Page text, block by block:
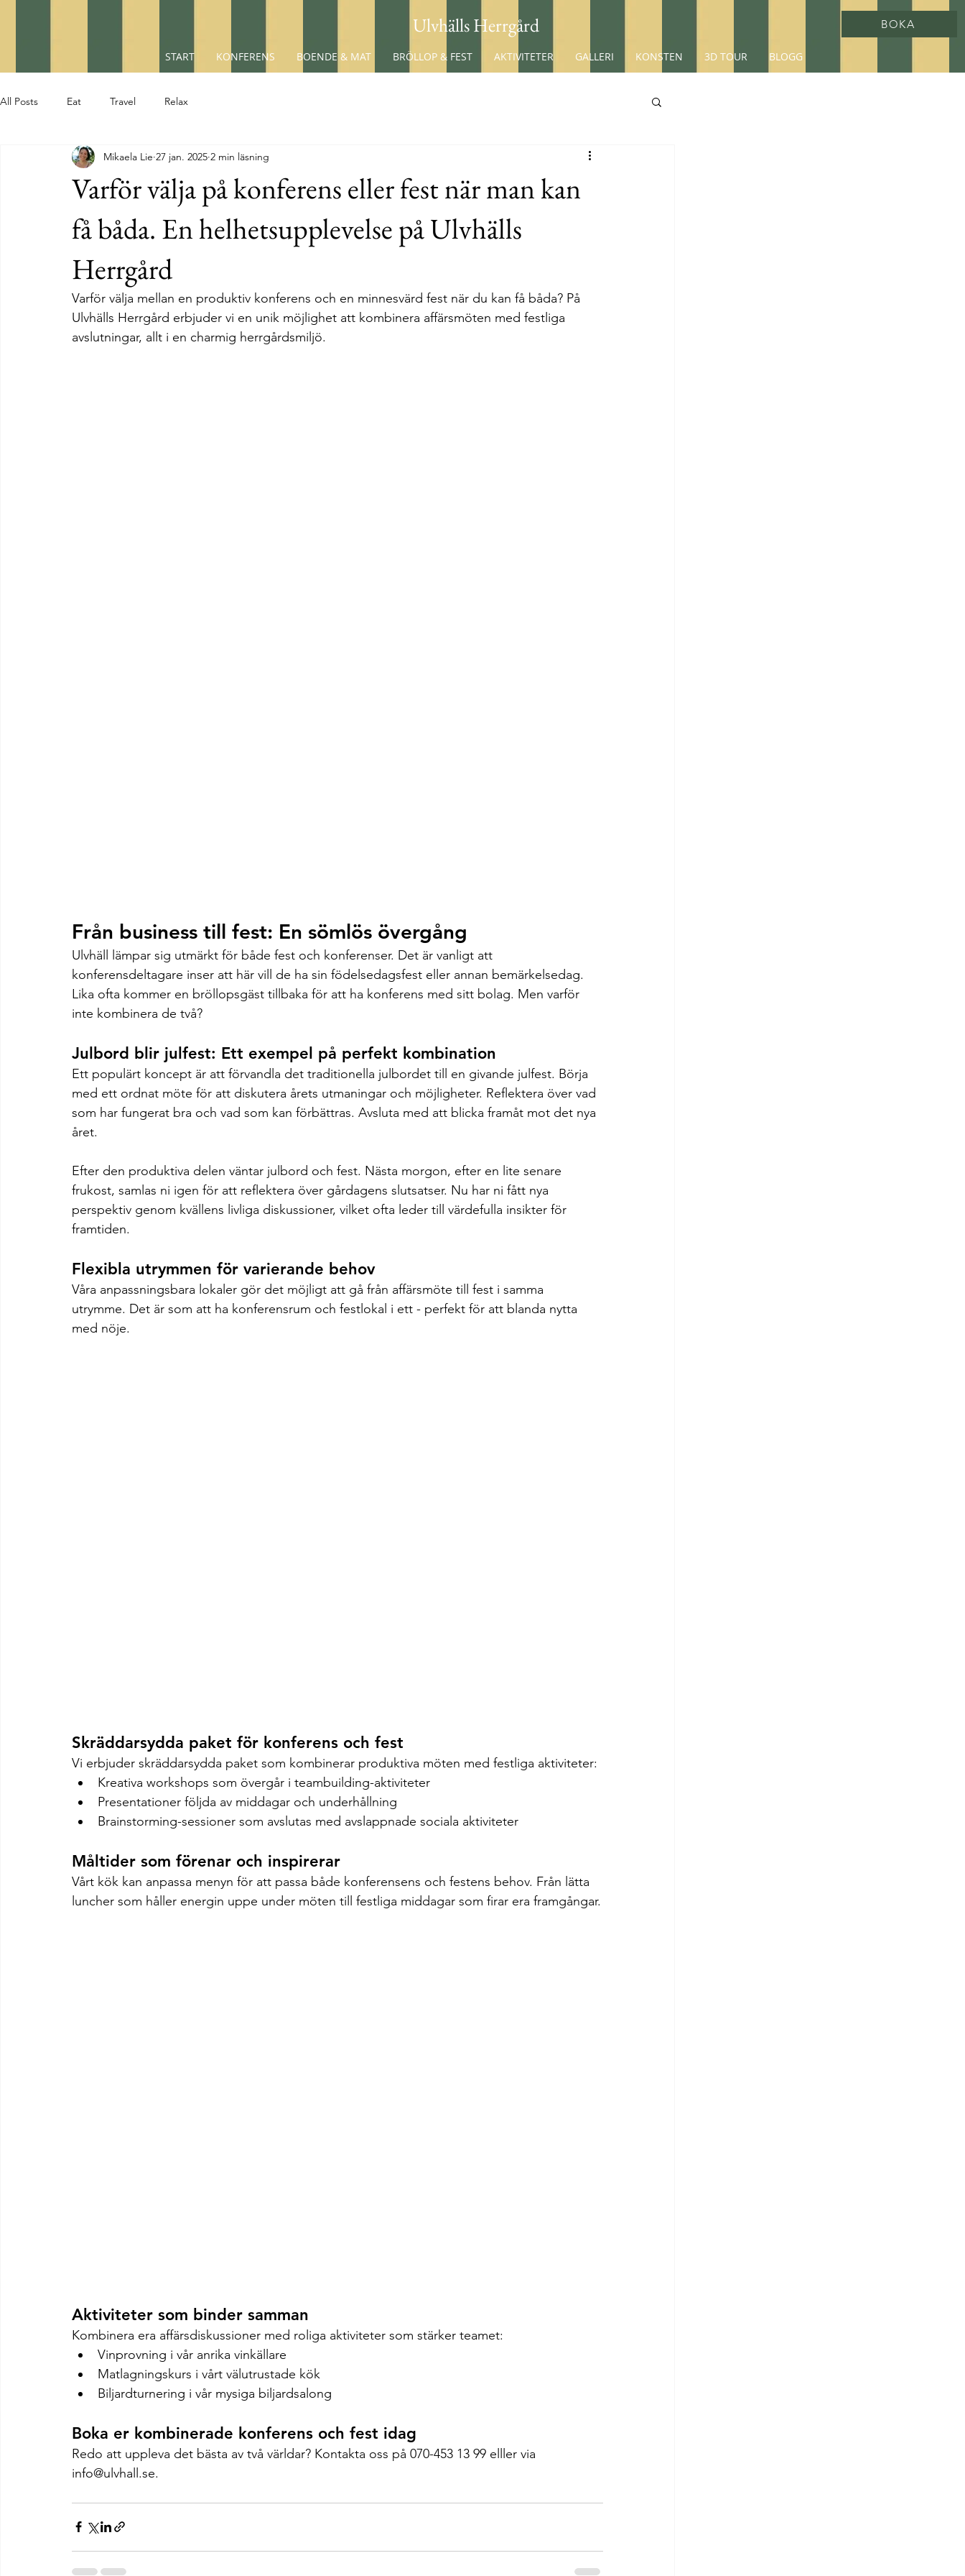
Ulvhälls Herrgård BOKA
START KONFERENS BOENDE & MAT BRÖLLOP & FEST AKTIVITETER GALLERI KONSTEN 3D TOUR BLOGG
All Posts Eat Travel Relax
Varför välja på konferens eller fest när man kan
få båda. En helhetsupplevelse på Ulvhälls
Herrgård
Mikaela Lie 27 jan. 2025 2 min läsning
Varför välja mellan en produktiv konferens och en minnesvärd fest när du kan få båda? På
Ulvhälls Herrgård erbjuder vi en unik möjlighet att kombinera affärsmöten med festliga
avslutningar, allt i en charmig herrgårdsmiljö.
Från business till fest: En sömlös övergång
Ulvhäll lämpar sig utmärkt för både fest och konferenser. Det är vanligt att
konferensdeltagare inser att här vill de ha sin födelsedagsfest eller annan bemärkelsedag.
Lika ofta kommer en bröllopsgäst tillbaka för att ha konferens med sitt bolag. Men varför
inte kombinera de två?
Julbord blir julfest: Ett exempel på perfekt kombination
Ett populärt koncept är att förvandla det traditionella julbordet till en givande julfest. Börja
med ett ordnat möte för att diskutera årets utmaningar och möjligheter. Reflektera över vad
som har fungerat bra och vad som kan förbättras. Avsluta med att blicka framåt mot det nya
året.
Efter den produktiva delen väntar julbord och fest. Nästa morgon, efter en lite senare
frukost, samlas ni igen för att reflektera över gårdagens slutsatser. Nu har ni fått nya
perspektiv genom kvällens livliga diskussioner, vilket ofta leder till värdefulla insikter för
framtiden.
Flexibla utrymmen för varierande behov
Våra anpassningsbara lokaler gör det möjligt att gå från affärsmöte till fest i samma
utrymme. Det är som att ha konferensrum och festlokal i ett - perfekt för att blanda nytta
med nöje.
Skräddarsydda paket för konferens och fest
Vi erbjuder skräddarsydda paket som kombinerar produktiva möten med festliga aktiviteter:
Kreativa workshops som övergår i teambuilding-aktiviteter
Presentationer följda av middagar och underhållning
Brainstorming-sessioner som avslutas med avslappnade sociala aktiviteter
Måltider som förenar och inspirerar
Vårt kök kan anpassa menyn för att passa både konferensens och festens behov. Från lätta
luncher som håller energin uppe under möten till festliga middagar som firar era framgångar.
Aktiviteter som binder samman
Kombinera era affärsdiskussioner med roliga aktiviteter som stärker teamet:
Vinprovning i vår anrika vinkällare
Matlagningskurs i vårt välutrustade kök
Biljardturnering i vår mysiga biljardsalong
Boka er kombinerade konferens och fest idag
Redo att uppleva det bästa av två världar? Kontakta oss på 070-453 13 99 elller via
info@ulvhall.se.